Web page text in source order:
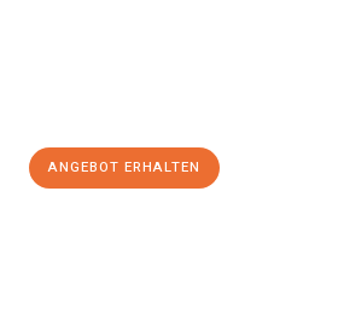
ANGEBOT ERHALTEN